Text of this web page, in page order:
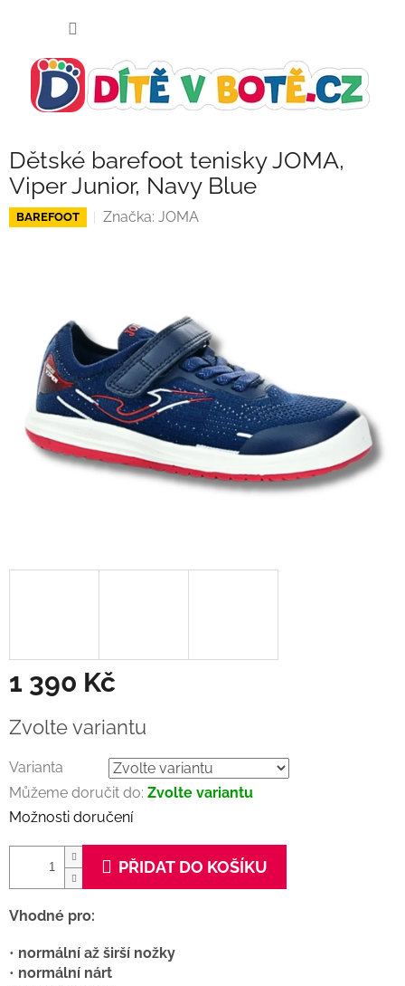
Dětské barefoot tenisky JOMA,
Viper Junior, Navy Blue
BAREFOOT Značka: JOMA
1 390 Kč
cena:
Zvolte variantu
Varianta
Můžeme doručit do: Zvolte variantu
Možnosti doručení
PŘIDAT DO KOŠÍKU
Vhodné pro:
• normální až širší nožky
• normální nárt